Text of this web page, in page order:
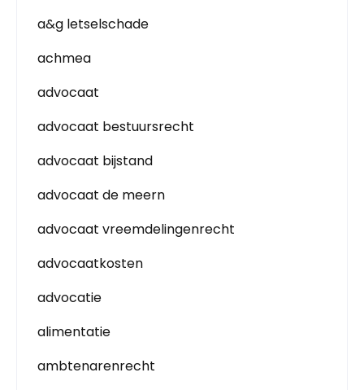
a&g letselschade
achmea
advocaat
advocaat bestuursrecht
advocaat bijstand
advocaat de meern
advocaat vreemdelingenrecht
advocaatkosten
advocatie
alimentatie
ambtenarenrecht